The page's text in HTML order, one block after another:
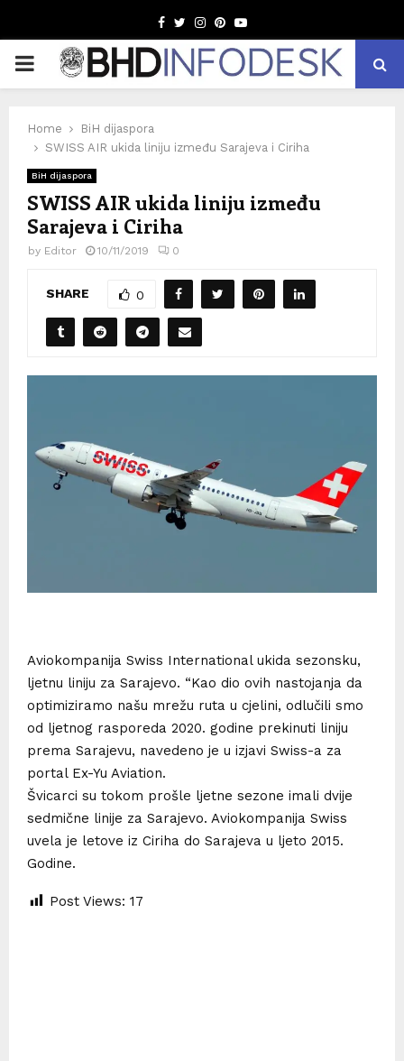
Facebook
TwitterInstagram
Pinterest
Youtube
PRIMARY
Home
BiH dijaspora
SWISS AIR ukida liniju između Sarajeva i Ciriha
BiH dijaspora
SWISS AIR ukida liniju između
Sarajeva i Ciriha
by Editor 10/11/2019 0
SHARE 0
Aviokompanija Swiss International ukida sezonsku,
ljetnu liniju za Sarajevo. “Kao dio ovih nastojanja da
optimiziramo našu mrežu ruta u cjelini, odlučili smo
od ljetnog rasporeda 2020. godine prekinuti liniju
prema Sarajevu, navedeno je u izjavi Swiss-a za
portal Ex-Yu Aviation.
Švicarci su tokom prošle ljetne sezone imali dvije
sedmične linije za Sarajevo. Aviokompanija Swiss
uvela je letove iz Ciriha do Sarajeva u ljeto 2015.
Godine.
Post Views: 17